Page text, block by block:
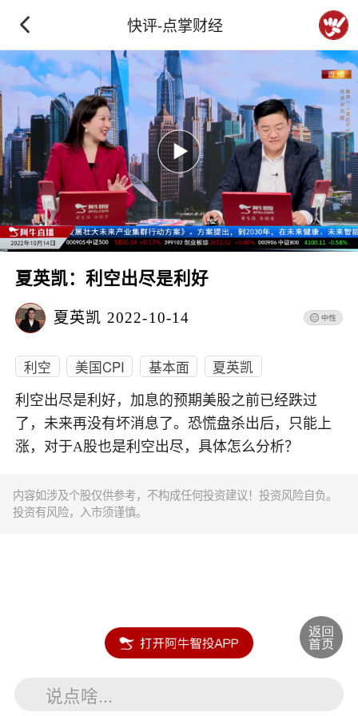
快评-点掌财经
夏英凯：利空出尽是利好
夏英凯 2022-10-14
利空 美国CPI 基本面 夏英凯
利空出尽是利好，加息的预期美股之前已经跌过
了，未来再没有坏消息了。恐慌盘杀出后，只能上
涨，对于A股也是利空出尽，具体怎么分析？
内容如涉及个股仅供参考，不构成任何投资建议！投资风险自负。
投资有风险，入市须谨慎。
说点啥...